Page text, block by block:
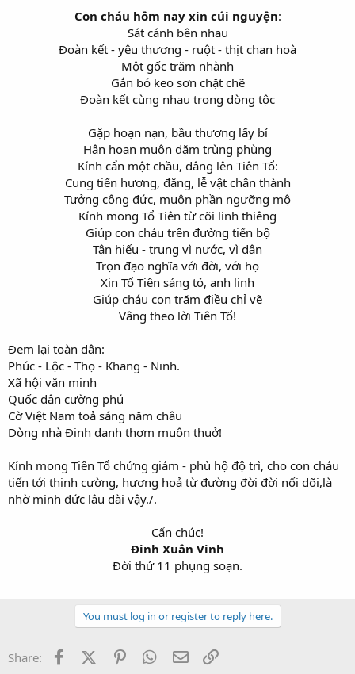
Con cháu hôm nay xin cúi nguyện:
Sát cánh bên nhau
Đoàn kết - yêu thương - ruột - thịt chan hoà
Một gốc trăm nhành
Gắn bó keo sơn chặt chẽ
Đoàn kết cùng nhau trong dòng tộc
Gặp hoạn nạn, bầu thương lấy bí
Hân hoan muôn dặm trùng phùng
Kính cẩn một chầu, dâng lên Tiên Tổ:
Cung tiến hương, đăng, lễ vật chân thành
Tưởng công đức, muôn phần ngưỡng mộ
Kính mong Tổ Tiên từ cõi linh thiêng
Giúp con cháu trên đường tiến bộ
Tận hiếu - trung vì nước, vì dân
Trọn đạo nghĩa với đời, với họ
Xin Tổ Tiên sáng tỏ, anh linh
Giúp cháu con trăm điều chỉ vẽ
Vâng theo lời Tiên Tổ!
Đem lại toàn dân:
Phúc - Lộc - Thọ - Khang - Ninh.
Xã hội văn minh
Quốc dân cường phú
Cờ Việt Nam toả sáng năm châu
Dòng nhà Đinh danh thơm muôn thuở!
Kính mong Tiên Tổ chứng giám - phù hộ độ trì, cho con cháu
tiến tới thịnh cường, hương hoả từ đường đời đời nối dõi,là
nhờ minh đức lâu dài vậy./.
Cẩn chúc!
Đinh Xuân Vinh
Đời thứ 11 phụng soạn.
You must log in or register to reply here.
Share: FacebookX (Twitter)PinterestWhatsApp
Email